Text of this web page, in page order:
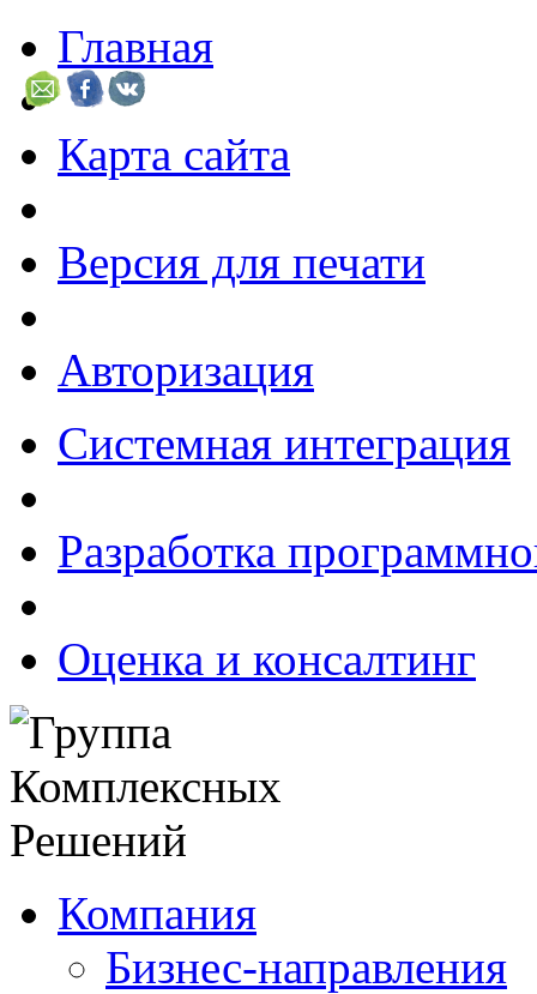
Главная
Карта сайта
Версия для печати
Авторизация
Системная интеграция
Разработка
Оценка и консалтинг
Компания
Бизнес-направления